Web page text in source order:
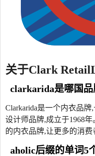
关于Clark
clarkarida是哪国品
Clarkarida是一个内衣品
设计师品牌,成立于1968
的内衣品牌,让更多的消费
aholic后缀的单词5